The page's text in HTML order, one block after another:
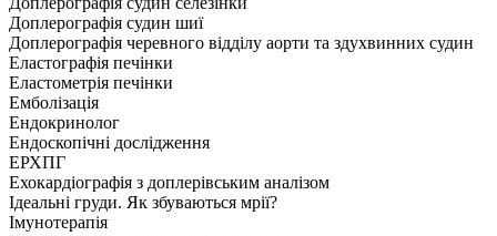
Доплерографія судин шиї
Доплерографія черевного відділу аорти та здухвинних судин
Еластографія печінки
Еластометрія печінки
Емболізація
Ендокринолог
Ендоскопічні дослідження
ЕРХПГ
Ехокардіографія з доплерівським аналізом
Ідеальні груди. Як збуваються мрії?
Імунотерапія